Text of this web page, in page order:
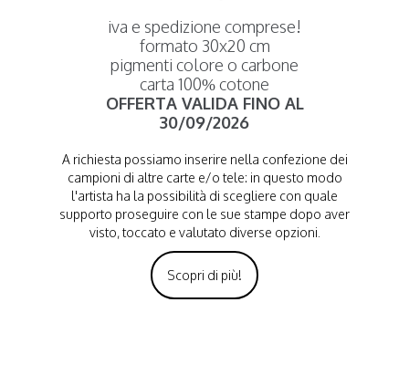
iva e spedizione comprese!
formato 30x20 cm
pigmenti colore o carbone
carta 100% cotone
OFFERTA VALIDA FINO AL
30/09/2026
A richiesta possiamo inserire nella confezione dei
campioni di altre carte e/o tele: in questo modo
l'artista ha la possibilità di scegliere con quale
supporto proseguire con le sue stampe dopo aver
visto, toccato e valutato diverse opzioni.
Scopri di più!